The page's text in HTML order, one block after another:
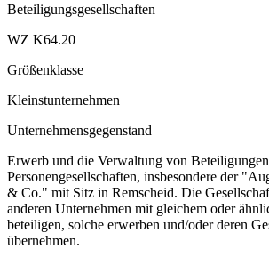
Beteiligungsgesellschaften
WZ K64.20
Größenklasse
Kleinstunternehmen
Unternehmensgegenstand
Erwerb und die Verwaltung von
Personengesellschaften, insbesondere der
& Co." mit Sitz in Remscheid. Die
anderen Unternehmen mit gleichem oder
beteiligen, solche erwerben und/oder deren
übernehmen.